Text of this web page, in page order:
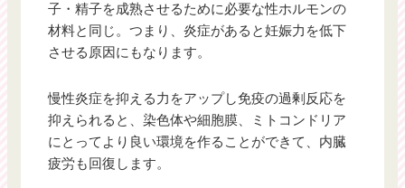
子・精子を成熟させるために必要な性ホルモンの
材料と同じ。つまり、炎症があると妊娠力を低下
させる原因にもなります。
慢性炎症を抑える力をアップし免疫の過剰反応を
抑えられると、染色体や細胞膜、ミトコンドリア
にとってより良い環境を作ることができて、内臓
疲労も回復します。